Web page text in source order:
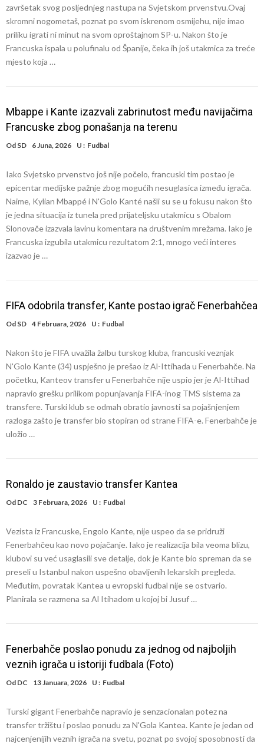
završetak svog posljednjeg nastupa na Svjetskom prvenstvu.Ovaj
skromni nogometaš, poznat po svom iskrenom osmijehu, nije imao
priliku igrati ni minut na svom oproštajnom SP-u. Nakon što je
Francuska ispala u polufinalu od Španije, čeka ih još utakmica za treće
mjesto koja …
Mbappe i Kante izazvali zabrinutost među navijačima
Francuske zbog ponašanja na terenu
Od SD 6 Juna, 2026 U : Fudbal
Iako Svjetsko prvenstvo još nije počelo, francuski tim postao je
epicentar medijske pažnje zbog mogućih nesuglasica između igrača.
Naime, Kylian Mbappé i N'Golo Kanté našli su se u fokusu nakon što
je jedna situacija iz tunela pred prijateljsku utakmicu s Obalom
Slonovače izazvala lavinu komentara na društvenim mrežama. Iako je
Francuska izgubila utakmicu rezultatom 2:1, mnogo veći interes
izazvao je …
FIFA odobrila transfer, Kante postao igrač Fenerbahčea
Od SD 4 Februara, 2026 U : Fudbal
Nakon što je FIFA uvažila žalbu turskog kluba, francuski veznjak
N'Golo Kante (34) uspješno je prešao iz Al-Ittihada u Fenerbahče. Na
početku, Kanteov transfer u Fenerbahče nije uspio jer je Al-Ittihad
napravio grešku prilikom popunjavanja FIFA-inog TMS sistema za
transfere. Turski klub se odmah obratio javnosti sa pojašnjenjem
razloga zašto je transfer bio stopiran od strane FIFA-e. Fenerbahče je
uložio …
Ronaldo je zaustavio transfer Kantea
Od DC 3 Februara, 2026 U : Fudbal
Vezista iz Francuske, Engolo Kante, nije uspeo da se pridruži
Fenerbahčeu kao novo pojačanje. Iako je realizacija bila veoma blizu,
klubovi su već usaglasili sve detalje, dok je Kante bio spreman da se
preseli u Istanbul nakon uspešno obavljenih lekarskih pregleda.
Međutim, povratak Kantea u evropski fudbal nije se ostvario.
Planirala se razmena sa Al Itihadom u kojoj bi Jusuf …
Fenerbahče poslao ponudu za jednog od najboljih
veznih igrača u istoriji fudbala (Foto)
Od DC 13 Januara, 2026 U : Fudbal
Turski gigant Fenerbahče napravio je senzacionalan potez na
transfer tržištu i poslao ponudu za N'Gola Kantea. Kante je jedan od
najcenjenijih veznih igrača na svetu, poznat po svojoj sposobnosti da